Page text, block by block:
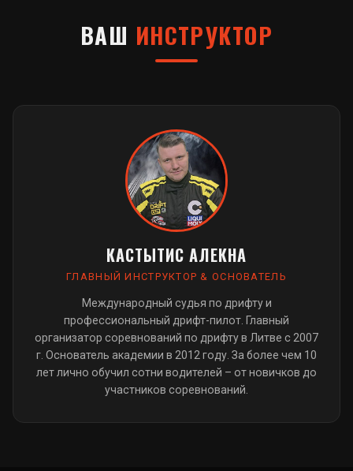
ВАШ ИНСТРУКТОР
КАСТЫТИС АЛЕКНА
ГЛАВНЫЙ ИНСТРУКТОР & ОСНОВАТЕЛЬ
Международный судья по дрифту и
профессиональный дрифт-пилот. Главный
организатор соревнований по дрифту в Литве с 2007
г. Основатель академии в 2012 году. За более чем 10
лет лично обучил сотни водителей – от новичков до
участников соревнований.